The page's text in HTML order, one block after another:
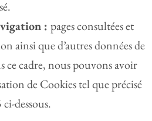
: pages consultées et
ainsi que d’autres données de
ce cadre, nous pouvons avoir
de Cookies tel que précisé
dessous.